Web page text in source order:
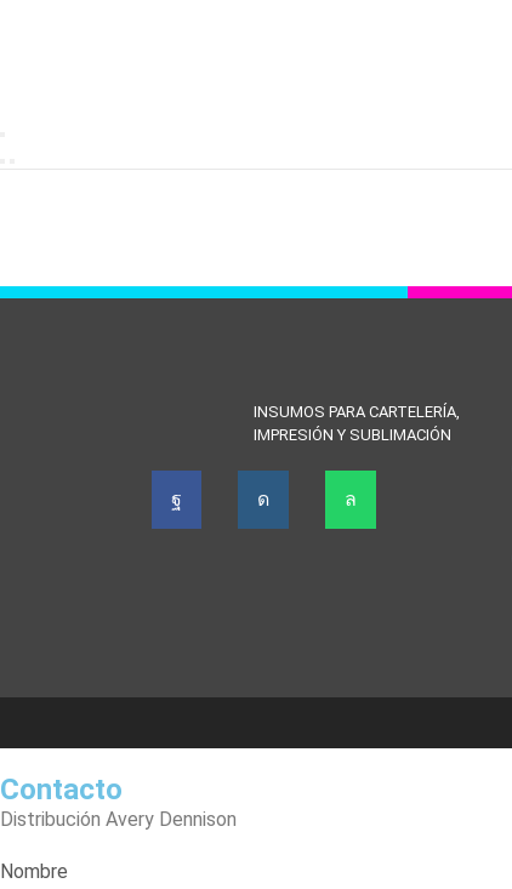
INSUMOS PARA CARTELERÍA,
IMPRESIÓN Y SUBLIMACIÓN
Contacto
Distribución Avery Dennison
Nombre